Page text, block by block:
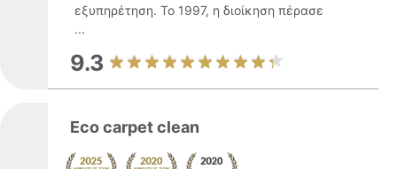
εξυπηρέτηση. Το 1997, η διοίκηση πέρασε
...
9.3
Eco carpet clean